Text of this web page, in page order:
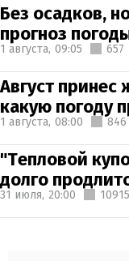
Без осадков,
прогноз
1 августа, 09:05 657
Август принес
какую погоду
1 августа, 08:00 846
"Тепловой
долго
31 июля, 20:00 10915